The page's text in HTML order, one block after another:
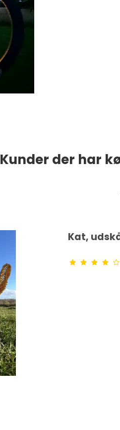
Kunder der har
Kat,